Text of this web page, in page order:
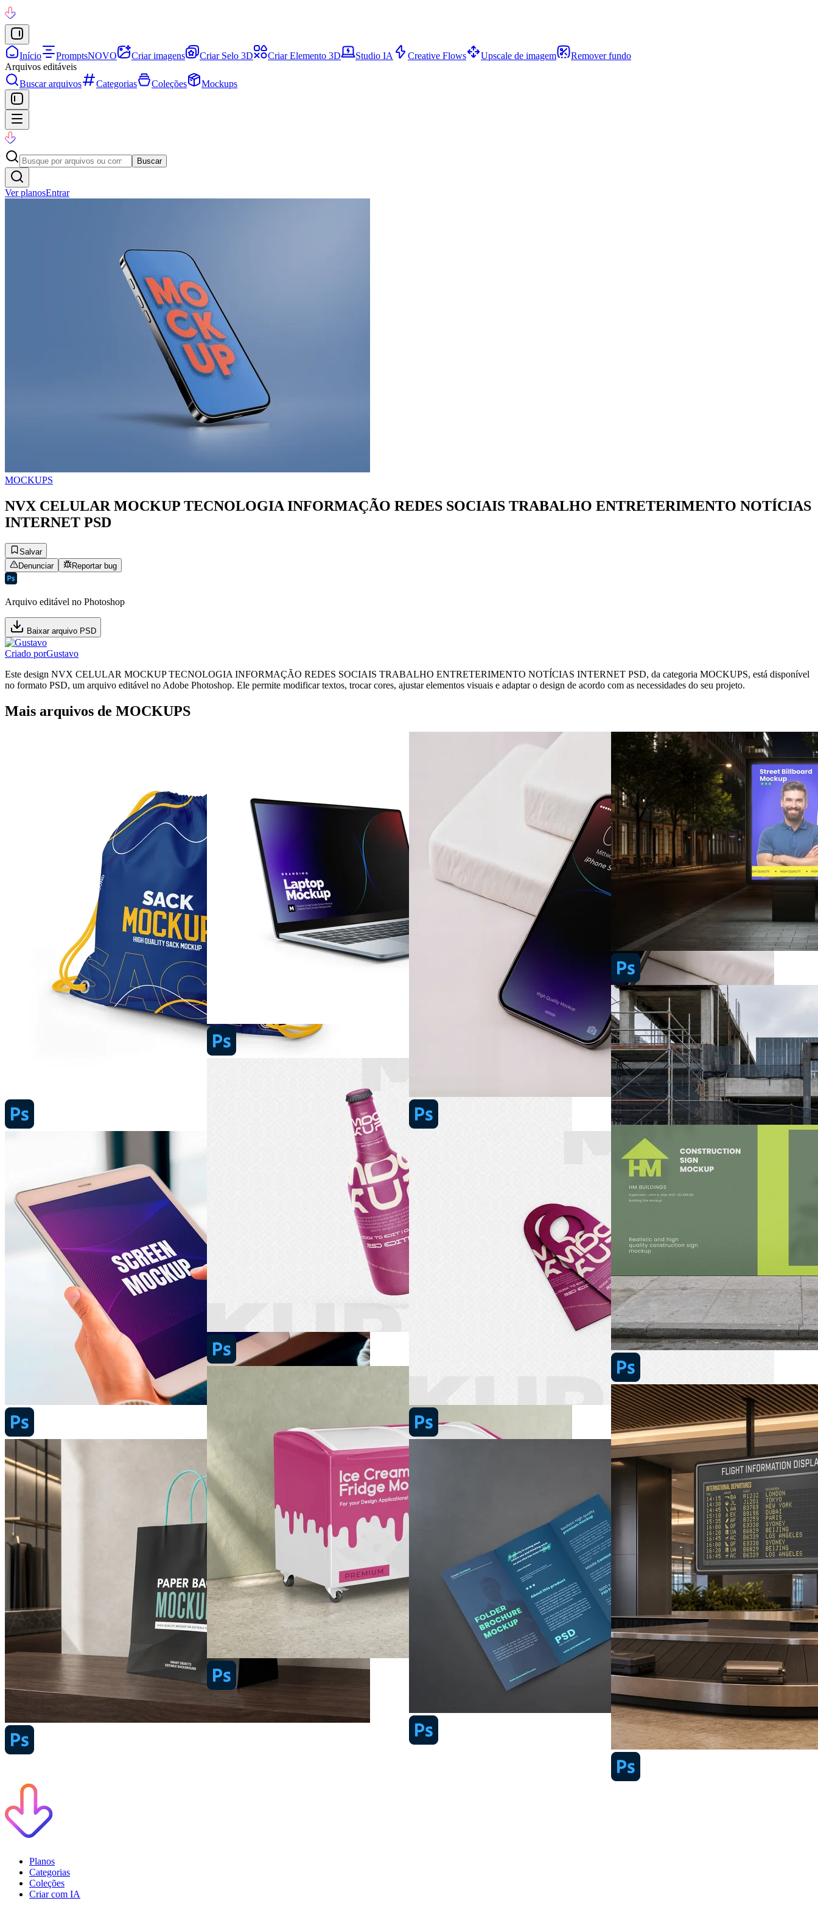
Início PromptsNOVO Criar imagens Criar Selo 3D Criar Elemento 3D Studio IA Creative Flows Upscale de imagem
Remover fundo
Arquivos editáveis
Buscar arquivos
Categorias Coleções Mockups
Buscar
Ver planosEntrar
MOCKUPS
NVX CELULAR MOCKUP TECNOLOGIA INFORMAÇÃO REDES SOCIAIS TRABALHO ENTRETERIMENTO NOTÍCIAS
INTERNET PSD
Salvar
Denunciar
Reportar bug
Arquivo editável no Photoshop
Baixar arquivo PSD
Criado porGustavo
Este design NVX CELULAR MOCKUP TECNOLOGIA INFORMAÇÃO REDES SOCIAIS TRABALHO ENTRETERIMENTO NOTÍCIAS INTERNET PSD, da categoria MOCKUPS, está disponível
no formato PSD, um arquivo editável no Adobe Photoshop. Ele permite modificar textos, trocar cores, ajustar elementos visuais e adaptar o design de acordo com as necessidades do seu projeto.
Mais arquivos de MOCKUPS
Planos
Categorias
Coleções
Criar com IA